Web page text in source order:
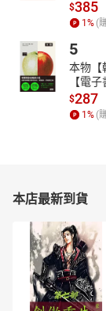
$385
1 % (
5
本物【
【電子
$287
1 % (
本店最新到貨